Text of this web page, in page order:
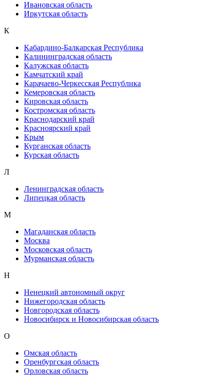
Ивановская область
Иркутская область
К
Кабардино-Балкарская Республика
Калининградская область
Калужская область
Камчатский край
Карачаево-Черкесская Республика
Кемеровская область
Кировская область
Костромская область
Краснодарский край
Красноярский край
Крым
Курганская область
Курская область
Л
Ленинградская область
Липецкая область
М
Магаданская область
Москва
Московская область
Мурманская область
Н
Ненецкий автономный округ
Нижегородская область
Новгородская область
Новосибирск и Новосибирская область
О
Омская область
Оренбургская область
Орловская область